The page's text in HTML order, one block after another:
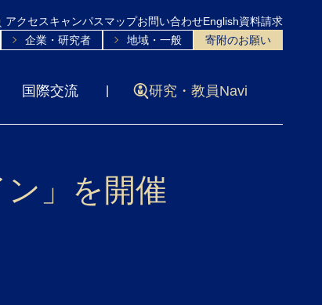
アクセスキャンパスマップお問い合わせEnglish資料請求
企業・研究者 地域・一般 寄附のお願い
国際交流 研究・教員Navi
」を開催